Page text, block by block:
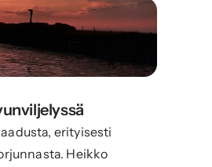
erityisesti
Heikko